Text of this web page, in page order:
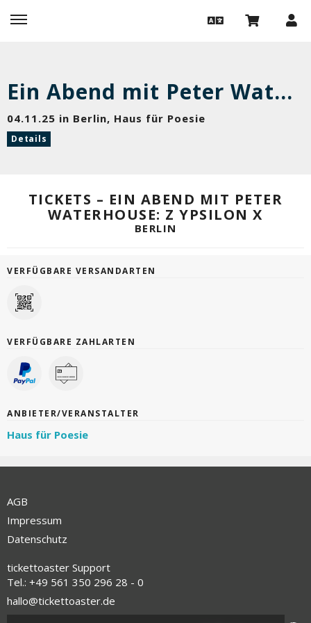
Ein Abend mit Peter Waterhouse: Z Ypsilon X
04.11.25 in Berlin, Haus für Poesie
Details
TICKETS – EIN ABEND MIT PETER
WATERHOUSE: Z YPSILON X
BERLIN
VERFÜGBARE VERSANDARTEN
VERFÜGBARE ZAHLARTEN
ANBIETER/VERANSTALTER
Haus für Poesie
AGB
Impressum
Datenschutz
tickettoaster Support
Tel.: +49 561 350 296 28 - 0
hallo@tickettoaster.de